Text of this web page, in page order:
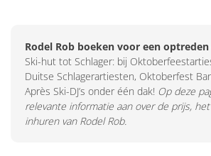
Rodel Rob boeken voor een
Ski-hut tot Schlager: bij
Duitse Schlagerartiesten, Oktoberfest
Après Ski-DJ’s onder één dak! Op deze
relevante informatie aan over de prijs,
inhuren van Rodel Rob.